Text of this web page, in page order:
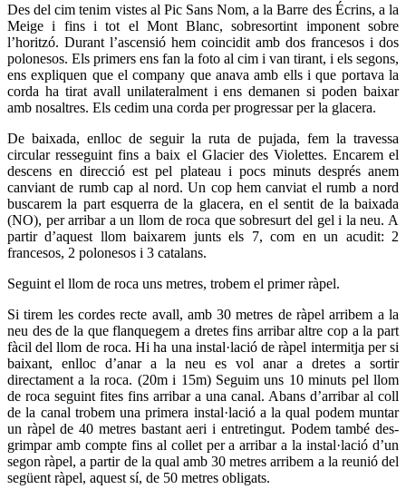
Des del cim tenim vistes al Pic Sans Nom, a la Barre des Écrins, a la
Meige i fins i tot el Mont Blanc, sobresortint imponent sobre
l’horitzó. Durant l’ascensió hem coincidit amb dos francesos i dos
polonesos. Els primers ens fan la foto al cim i van tirant, i els segons,
ens expliquen que el company que anava amb ells i que portava la
corda ha tirat avall unilateralment i ens demanen si poden baixar
amb nosaltres. Els cedim una corda per progressar per la glacera.
De baixada, enlloc de seguir la ruta de pujada, fem la travessa
circular resseguint fins a baix el Glacier des Violettes. Encarem el
descens en direcció est pel plateau i pocs minuts després anem
canviant de rumb cap al nord. Un cop hem canviat el rumb a nord
buscarem la part esquerra de la glacera, en el sentit de la baixada
(NO), per arribar a un llom de roca que sobresurt del gel i la neu. A
partir d’aquest llom baixarem junts els 7, com en un acudit: 2
francesos, 2 polonesos i 3 catalans.
Seguint el llom de roca uns metres, trobem el primer ràpel.
Si tirem les cordes recte avall, amb 30 metres de ràpel arribem a la
neu des de la que flanquegem a dretes fins arribar altre cop a la part
fàcil del llom de roca. Hi ha una instal·lació de ràpel intermitja per si
baixant, enlloc d’anar a la neu es vol anar a dretes a sortir
directament a la roca. (20m i 15m) Seguim uns 10 minuts pel llom
de roca seguint fites fins arribar a una canal. Abans d’arribar al coll
de la canal trobem una primera instal·lació a la qual podem muntar
un ràpel de 40 metres bastant aeri i entretingut. Podem també des-
grimpar amb compte fins al collet per a arribar a la instal·lació d’un
segon ràpel, a partir de la qual amb 30 metres arribem a la reunió del
següent ràpel, aquest sí, de 50 metres obligats.